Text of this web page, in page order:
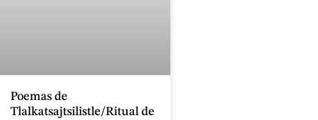
Poemas de
Tlalkatsajtsilistle/Ritual de